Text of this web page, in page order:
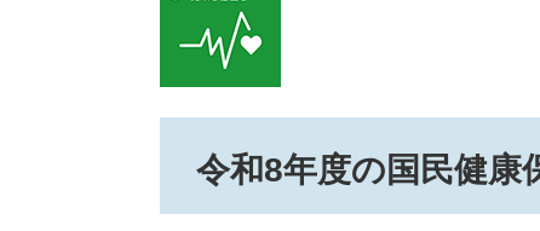
令和8年度の国民健康